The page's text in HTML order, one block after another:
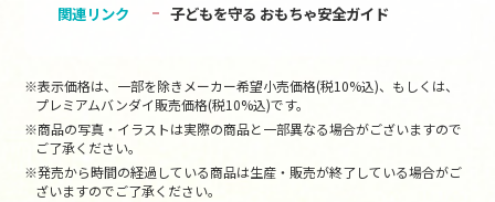
関連リンク
子どもを守る おもちゃ安全ガイド
※表示価格は、一部を除きメーカー希望小売価格(税10%込)、もしくは、
プレミアムバンダイ販売価格(税10%込)です。
※商品の写真・イラストは実際の商品と一部異なる場合がございますので
ご了承ください。
※発売から時間の経過している商品は生産・販売が終了している場合がご
ざいますのでご了承ください。